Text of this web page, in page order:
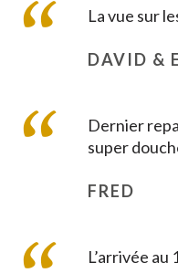
La vue sur
DAVID &
Dernier
super
FRED
L’arrivée